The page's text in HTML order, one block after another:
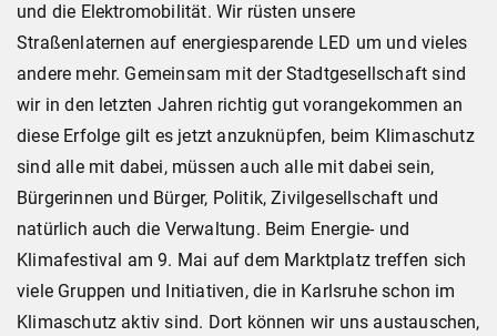
und die Elektromobilität. Wir rüsten unsere
Straßenlaternen auf energiesparende LED um und vieles
andere mehr. Gemeinsam mit der Stadtgesellschaft sind
wir in den letzten Jahren richtig gut vorangekommen an
diese Erfolge gilt es jetzt anzuknüpfen, beim Klimaschutz
sind alle mit dabei, müssen auch alle mit dabei sein,
Bürgerinnen und Bürger, Politik, Zivilgesellschaft und
natürlich auch die Verwaltung. Beim Energie- und
Klimafestival am 9. Mai auf dem Marktplatz treffen sich
viele Gruppen und Initiativen, die in Karlsruhe schon im
Klimaschutz aktiv sind. Dort können wir uns austauschen,